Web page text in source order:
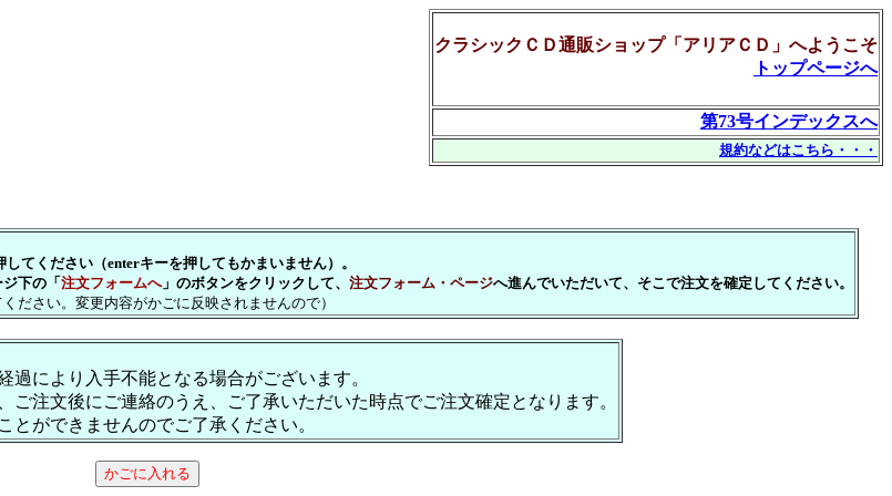
クラシックＣＤ通販ショップ「アリアＣＤ」へようこそ
トップページへ
第73号インデックスへ
規約などはこちら・・・
てください（enterキーを押してもかまいません）。
下の「 注文フォームへ」のボタンをクリックして、 注文フォーム・ページへ進んでいただいて、そこで注文を確定してください。
ださい。変更内容がかごに反映されませんので）
により入手不能となる場合がございます。
ご注文後にご連絡のうえ、ご了承いただいた時点でご注文確定となります。
ができませんのでご了承ください。